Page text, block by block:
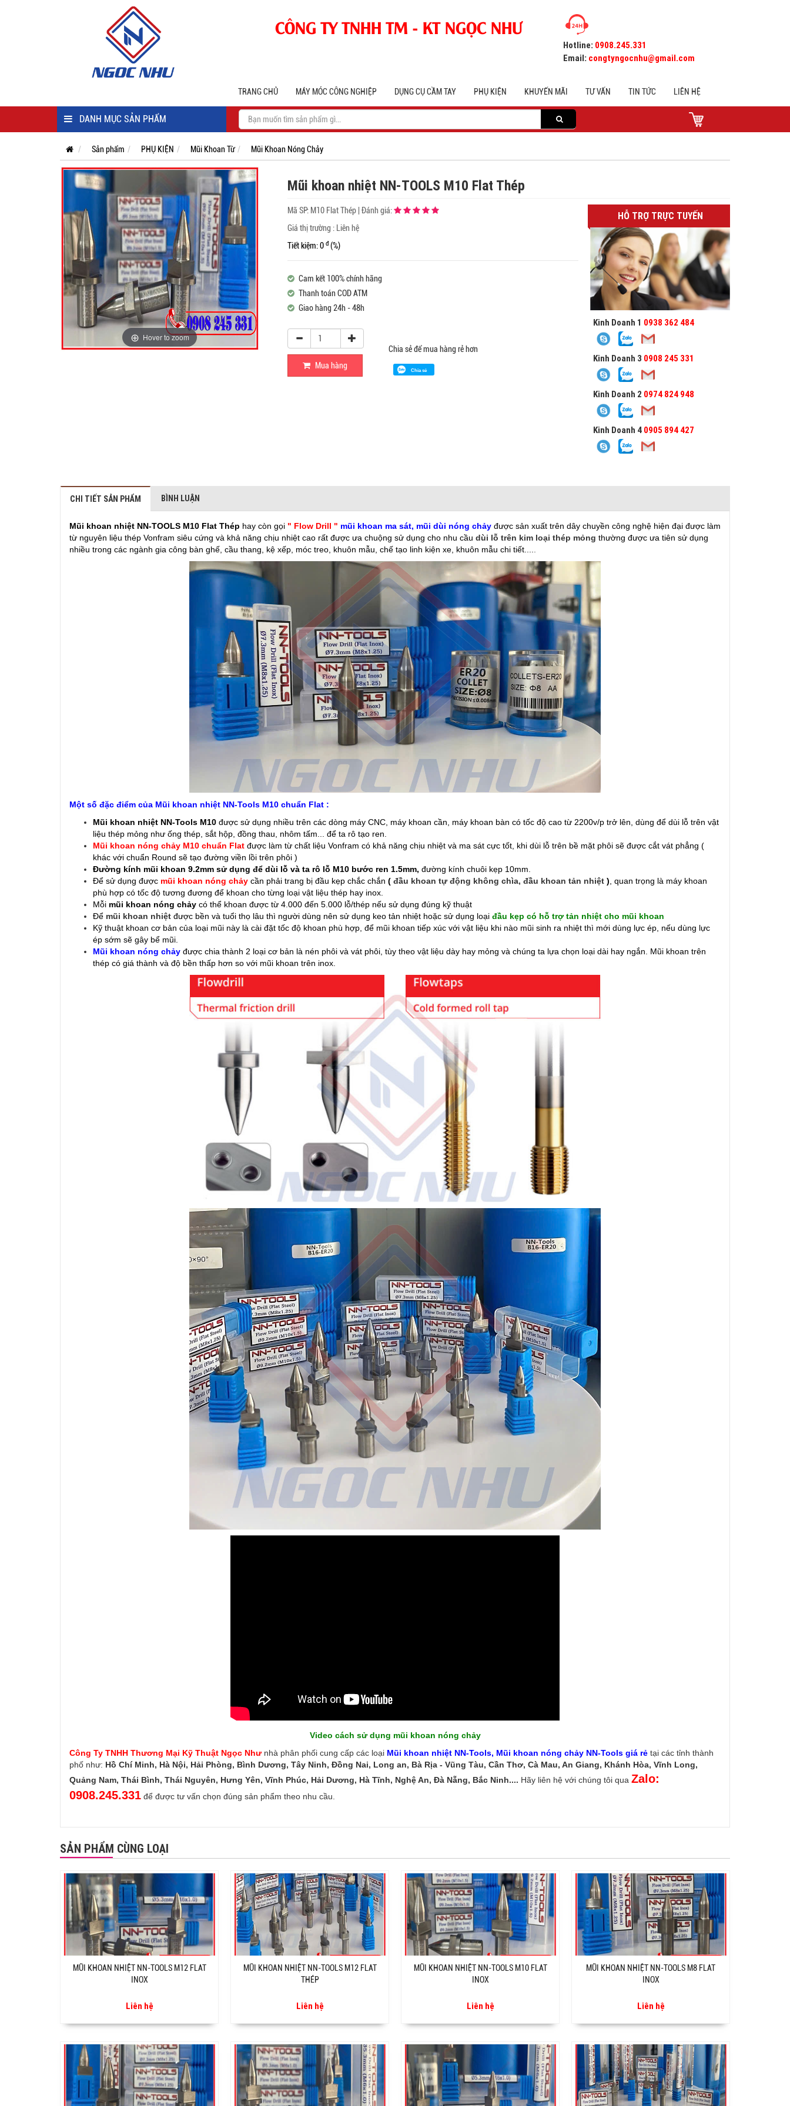
CÔNG TY TNHH TM - KT NGỌC NHƯ
Hotline: 0908.245.331
Email: congtyngocnhu@gmail.com
TRANG CHỦ MÁY MÓC CÔNG NGHIỆP DỤNG CỤ CẦM TAY PHỤ KIỆN KHUYẾN MÃI TƯ VẤN TIN TỨC LIÊN HỆ
DANH MỤC SẢN PHẨM
Sản phẩm PHỤ KIỆN Mũi Khoan Từ Mũi Khoan Nóng Chảy
Hover to zoom
Mũi khoan nhiệt NN-TOOLS M10 Flat Thép
Mã SP: M10 Flat Thép Đánh giá:
Giá thị trường : Liên hệ
Tiết kiệm: 0 đ(%)
Cam kết 100% chính hãng
Thanh toán COD ATM
Giao hàng 24h - 48h
Mua hàng
Chia sẻ để mua hàng rẻ hơn
Chia sẻ
HỖ TRỢ TRỰC TUYẾN
Kinh Doanh 1 0938 362 484
Kinh Doanh 3 0908 245 331
Kinh Doanh 2 0974 824 948
Kinh Doanh 4 0905 894 427
CHI TIẾT SẢN PHẨM BÌNH LUẬN
Mũi khoan nhiệt NN-TOOLS M10 Flat Thép hay còn gọi " Flow Drill " mũi khoan ma sát, mũi dùi nóng chảy được sản xuất trên dây chuyền công nghệ hiện đại được làm
từ nguyên liệu thép Vonfram siêu cứng và khả năng chịu nhiệt cao rất được ưa chuộng sử dụng cho nhu cầu dùi lỗ trên kim loại thép mỏng thường được ưa tiên sử dụng
nhiều trong các ngành gia công bàn ghế, cầu thang, kệ xếp, móc treo, khuôn mẫu, chế tạo linh kiện xe, khuôn mẫu chi tiết....
Một số đặc điểm của Mũi khoan nhiệt NN-Tools M10 chuẩn Flat :
Mũi khoan nhiệt NN-Tools M10 được sử dụng nhiều trên các dòng máy CNC, máy khoan cần, máy khoan bàn có tốc độ cao từ 2200v/p trở lên, dùng để dùi lỗ trên vật
liệu thép mỏng như ống thép, sắt hộp, đồng thau, nhôm tấm... để ta rô tạo ren.
Mũi khoan nóng chảy M10 chuẩn Flat được làm từ chất liệu Vonfram có khả năng chịu nhiệt và ma sát cực tốt, khi dùi lỗ trên bề mặt phôi sẽ được cắt vát phẳng (
khác với chuẩn Round sẽ tạo đường viền lồi trên phôi )
Đường kính mũi khoan 9.2mm sử dụng để dùi lỗ và ta rô lỗ M10 bước ren 1.5mm, đường kính chuôi kẹp 10mm.
Để sử dụng được mũi khoan nóng chảy cần phải trang bị đầu kẹp chắc chắn ( đầu khoan tự động không chìa, đầu khoan tản nhiệt ) , quan trọng là máy khoan
phù hợp có tốc độ tương đương để khoan cho từng loại vật liệu thép hay inox.
Mỗi mũi khoan nóng chảy có thể khoan được từ 4.000 đến 5.000 lỗ/thép nếu sử dụng đúng kỹ thuật
Để mũi khoan nhiệt được bền và tuổi thọ lâu thì người dùng nên sử dụng keo tản nhiệt hoặc sử dụng loại đầu kẹp có hỗ trợ tản nhiệt cho mũi khoan
Kỹ thuật khoan cơ bản của loại mũi này là cài đặt tốc độ khoan phù hợp, để mũi khoan tiếp xúc với vật liệu khi nào mũi sinh ra nhiệt thì mới dùng lực ép, nếu dùng lực
ép sớm sẽ gây bể mũi.
Mũi khoan nóng chảy được chia thành 2 loại cơ bản là nén phôi và vát phôi, tùy theo vật liệu dày hay mỏng và chúng ta lựa chọn loại dài hay ngắn. Mũi khoan trên
thép có giá thành và độ bền thấp hơn so với mũi khoan trên inox.​
Video cách sử dụng mũi khoan nóng chảy
Công Ty TNHH Thương Mại Kỹ Thuật Ngọc Nhưnhà phân phối cung cấp các loại Mũi khoan nhiệt NN-Tools, Mũi khoan nóng chảy NN-Tools giá rẻ tại các tỉnh thành
phố như: Hồ Chí Minh, Hà Nội, Hải Phòng, Bình Dương, Tây Ninh, Đồng Nai, Long an, Bà Rịa - Vũng Tàu, Cần Thơ, Cà Mau, An Giang, Khánh Hòa, Vĩnh Long,
Quảng Nam, Thái Bình, Thái Nguyên, Hưng Yên, Vĩnh Phúc, Hải Dương, Hà Tĩnh, Nghệ An, Đà Nẵng, Bắc Ninh.... Hãy liên hệ với chúng tôi qua Zalo:
0908.245.331 để được tư vấn chọn đúng sản phẩm theo nhu cầu.
SẢN PHẨM CÙNG LOẠI
MŨI KHOAN NHIỆT NN-TOOLS M12 FLAT
INOX
Liên hệ
MŨI KHOAN NHIỆT NN-TOOLS M12 FLAT
THÉP
Liên hệ
MŨI KHOAN NHIỆT NN-TOOLS M10 FLAT
INOX
Liên hệ
MŨI KHOAN NHIỆT NN-TOOLS M8 FLAT
INOX
Liên hệ